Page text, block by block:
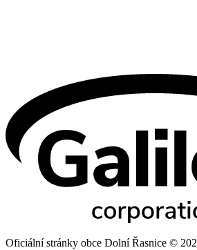
Oficiální stránky obce Dolní Řasnice ©